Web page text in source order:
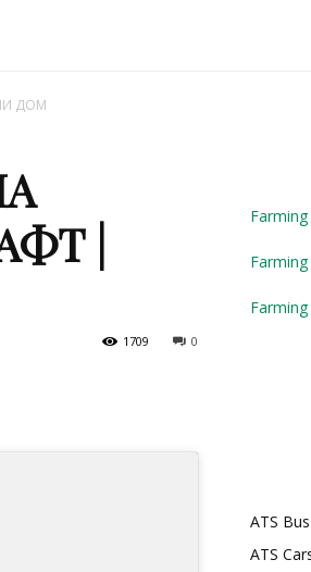
Simulator
ДОМ
|
0
1709
ATS
ATS